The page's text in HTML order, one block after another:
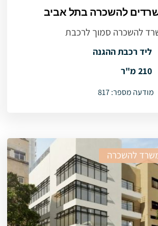
להשכרה בתל אביב
להשכרה סמוך לרכבת
ליד רכבת ההגנה
210 מ"ר
מודעה מספר: 817
להשכרה